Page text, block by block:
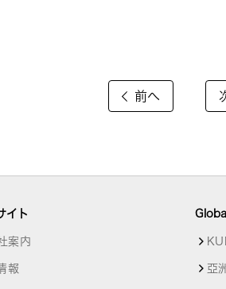
前へ
イト
案内
報 亞